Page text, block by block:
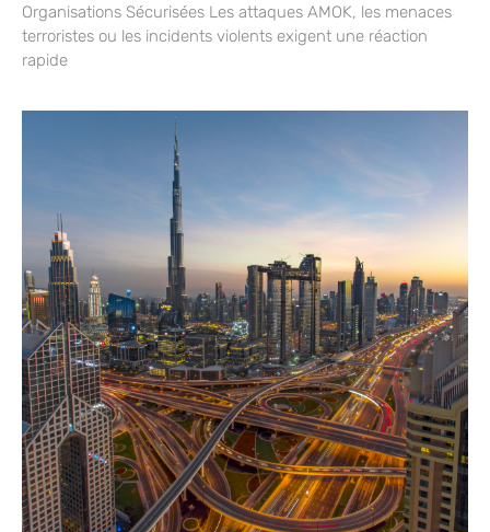
Organisations Sécurisées Les attaques AMOK, les menaces
terroristes ou les incidents violents exigent une réaction
rapide